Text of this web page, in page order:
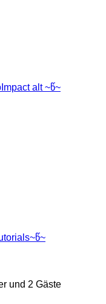
alt ~წ~
und 2 Gäste